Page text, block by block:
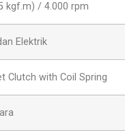
kgf.m) / 4.000 rpm
Elektrik
Clutch with Coil Spring